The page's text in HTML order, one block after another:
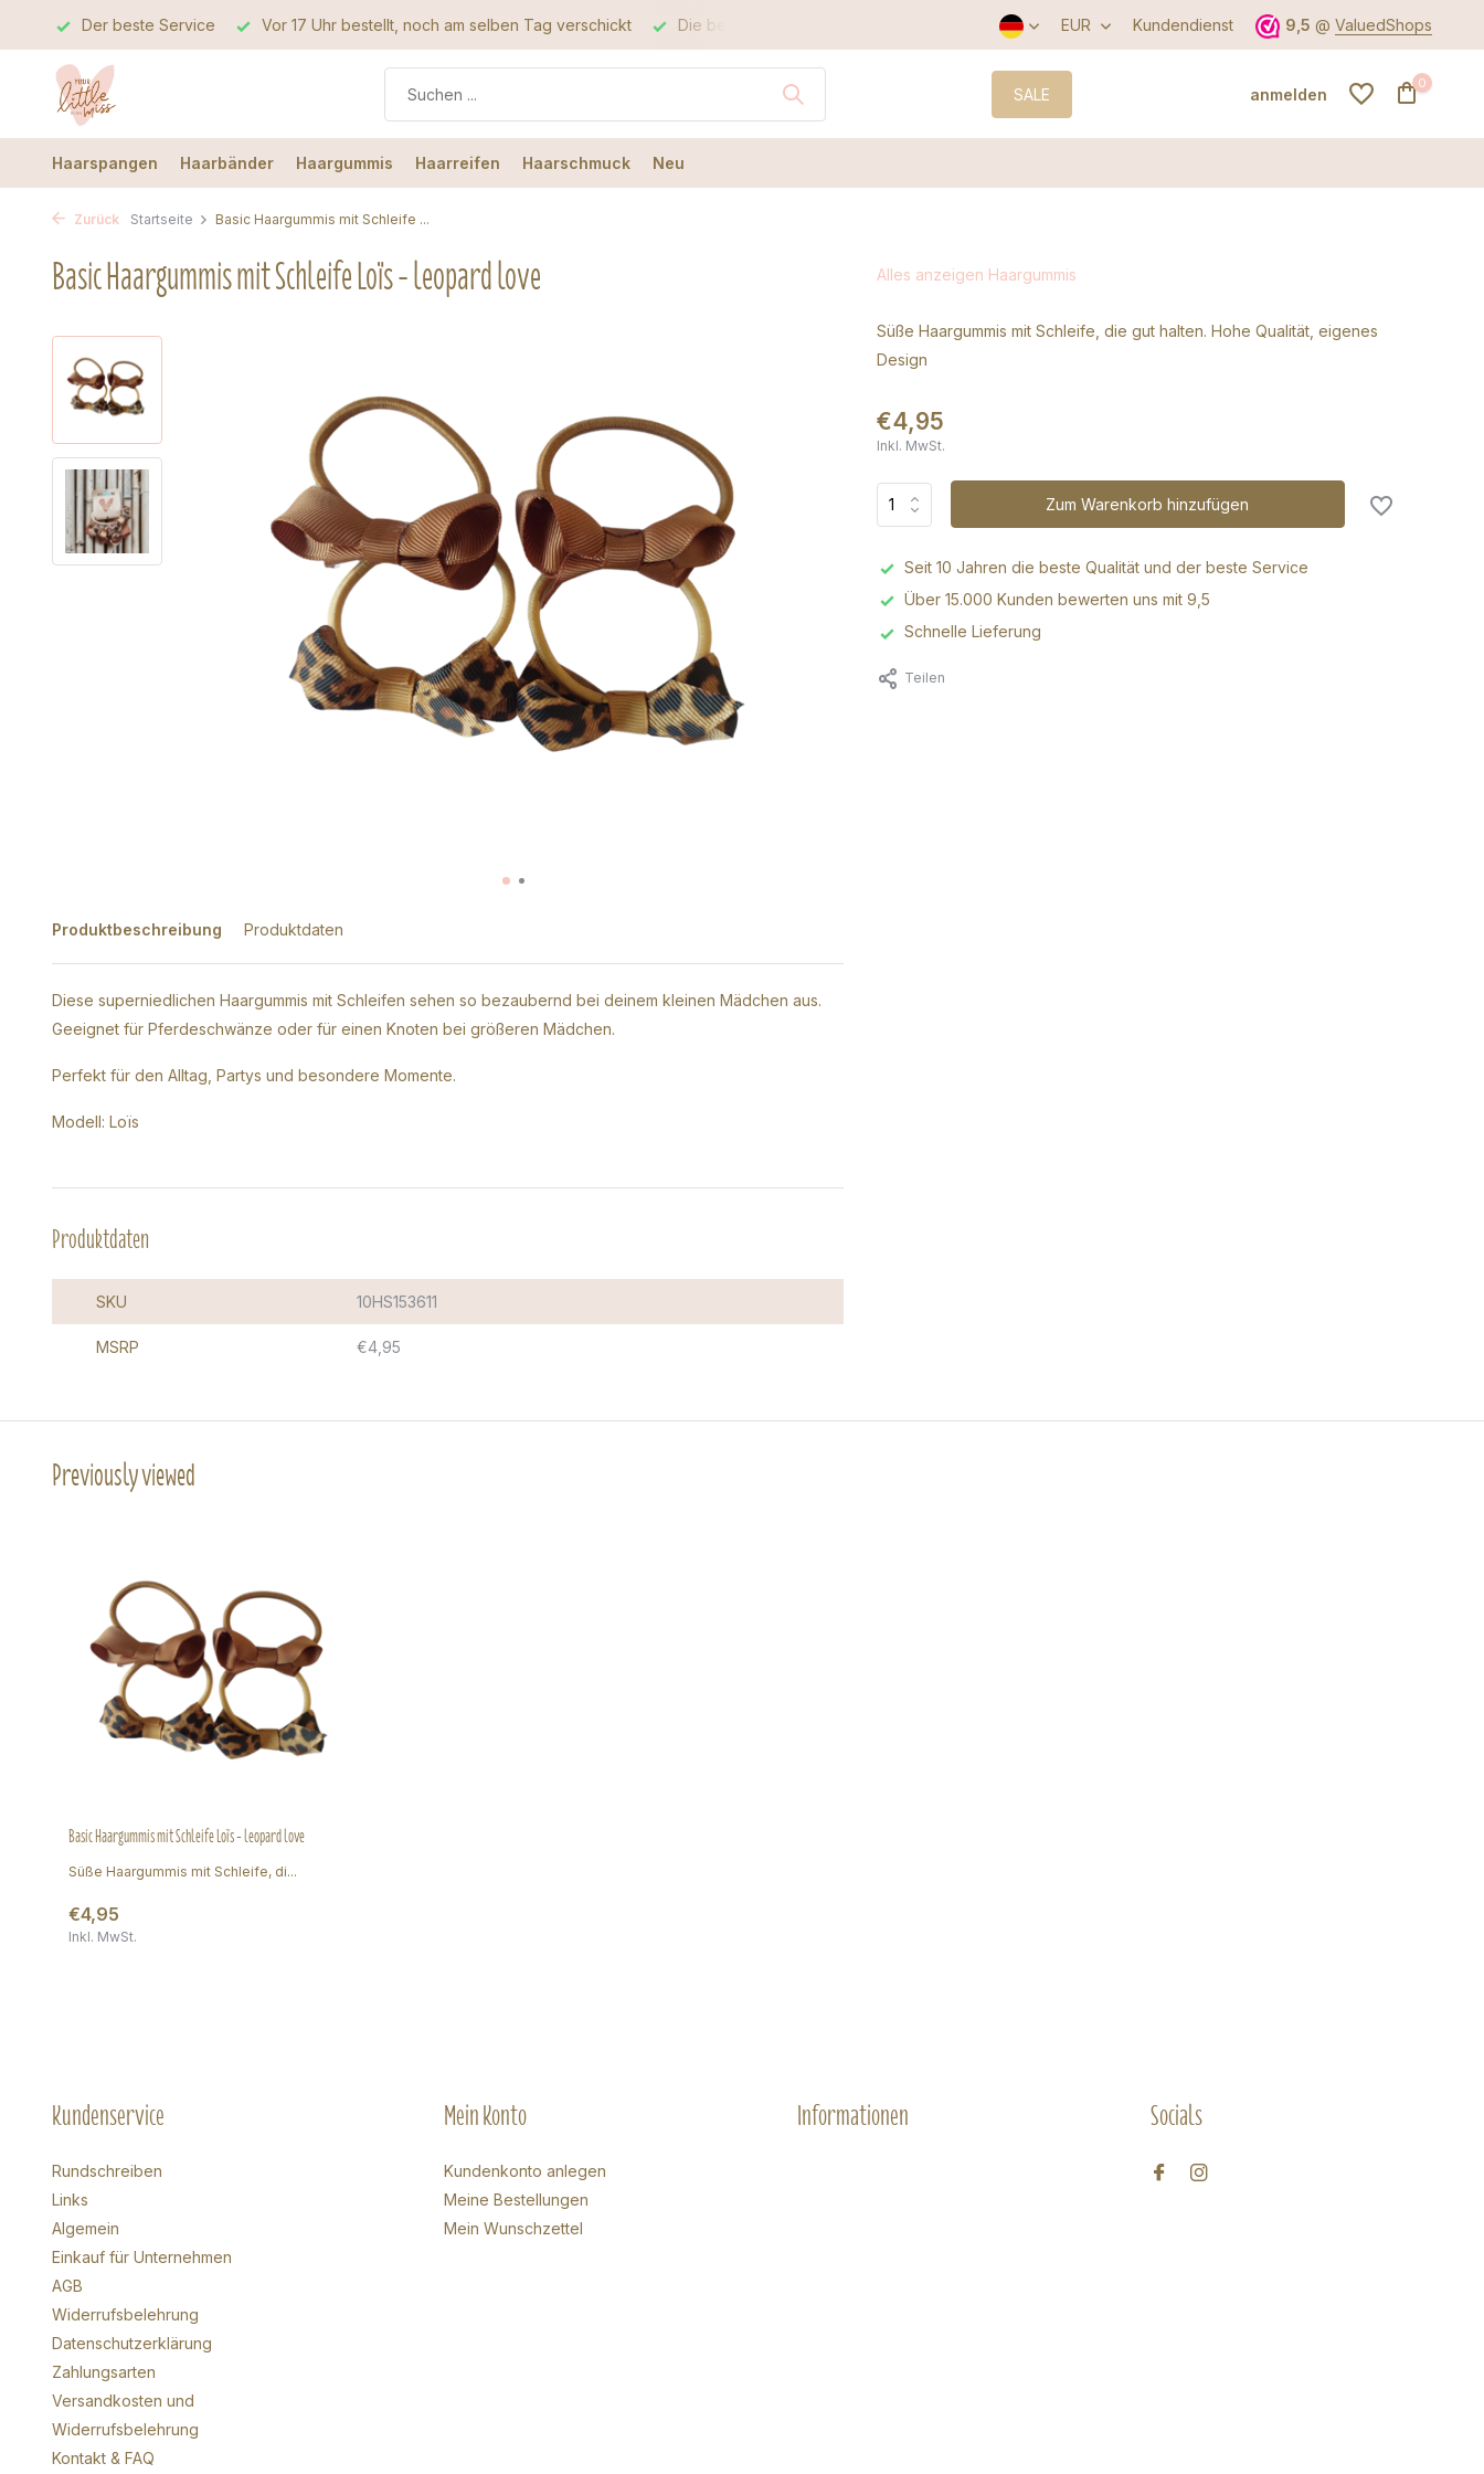
Service Vor 17 Uhr bestellt, noch am selben Tag verschickt Die beste Qualität Der beste Service EUR Kundendienst 9,5 @ ValuedShops
SALE anmelden
anlegen
0
Haarspangen Haarbänder Haargummis Haarreifen Haarschmuck Neu
Zurück Startseite Basic Haargummis mit Schleife ...
Basic Haargummis mit Schleife Loïs - leopard love
Produktbeschreibung Produktdaten
Diese superniedlichen Haargummis mit Schleifen sehen so bezaubernd bei deinem kleinen Mädchen aus.
Geeignet für Pferdeschwänze oder für einen Knoten bei größeren Mädchen.
Perfekt für den Alltag, Partys und besondere Momente.
Modell: Loïs
Produktdaten
SKU 10HS153611
MSRP €4,95
Alles anzeigen Haargummis
Süße Haargummis mit Schleife, die gut halten. Hohe Qualität, eigenes
Design
€4,95
Inkl. MwSt.
Zum Warenkorb hinzufügen
Seit 10 Jahren die beste Qualität und der beste Service
Über 15.000 Kunden bewerten uns mit 9,5
Schnelle Lieferung
Teilen
Previously viewed
Basic Haargummis mit Schleife Loïs - leopard love
Süße Haargummis mit Schleife, di...
€4,95
Inkl. MwSt.
Kundenservice
Rundschreiben
Links
Algemein
Einkauf für Unternehmen
AGB
Widerrufsbelehrung
Datenschutzerklärung
Zahlungsarten
Versandkosten und
Widerrufsbelehrung
Kontakt & FAQ
Mein Konto
Kundenkonto anlegen
Meine Bestellungen
Mein Wunschzettel
Informationen Socials